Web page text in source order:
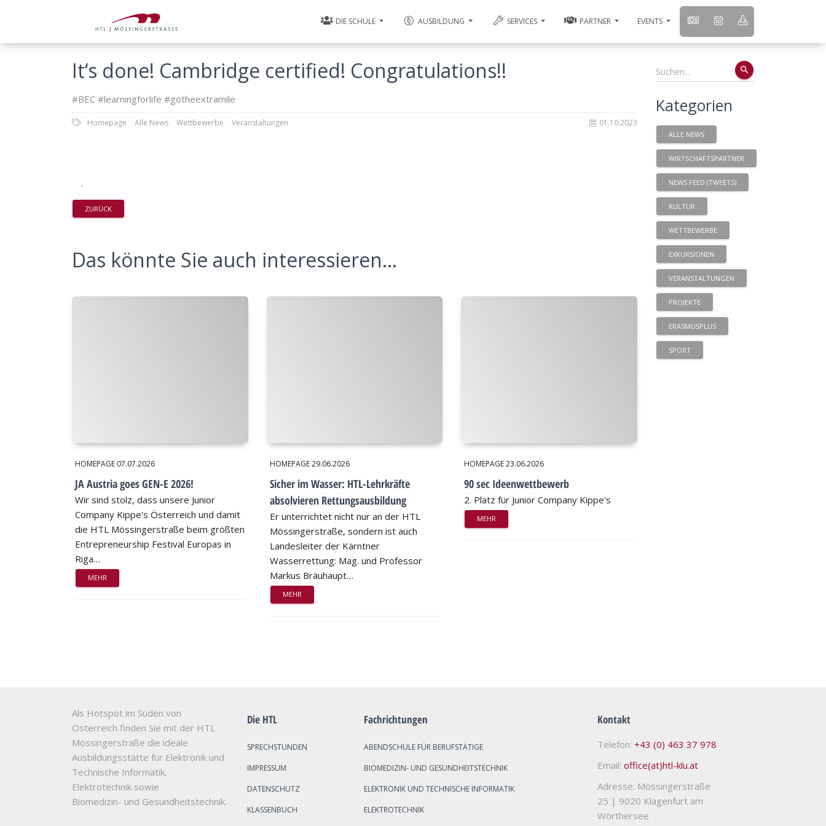
DIE SCHULE AUSBILDUNG SERVICES PARTNER EVENTS
It‘s done! Cambridge certified! Congratulations!!
#BEC #learningforlife #gotheextramile
01.10.2023
Homepage Alle News Wettbewerbe Veranstaltungen
.
ZURÜCK
Das könnte Sie auch interessieren...
HOMEPAGE 07.07.2026
JA Austria goes GEN-E 2026!
Wir sind stolz, dass unsere Junior
Company Kippe's Österreich und damit
die HTL Mössingerstraße beim größten
Entrepreneurship Festival Europas in
Riga…
MEHR
HOMEPAGE29.06.2026
Sicher im Wasser: HTL-Lehrkräfte
absolvieren Rettungsausbildung
Er unterrichtet nicht nur an der HTL
Mössingerstraße, sondern ist auch
Landesleiter der Kärntner
Wasserrettung: Mag. und Professor
Markus Bräuhaupt…
MEHR
HOMEPAGE23.06.2026
90 sec Ideenwettbewerb
2. Platz für Junior Company Kippe's
MEHR
search
Kategorien
ALLE NEWS
WIRTSCHAFTSPARTNER
NEWS FEED (TWEETS)
KULTUR
WETTBEWERBE
EXKURSIONEN
VERANSTALTUNGEN
PROJEKTE
ERASMUSPLUS
SPORT
Als Hotspot im Süden von
Österreich finden Sie mit der HTL
Mössingerstraße die ideale
Ausbildungsstätte für Elektronik und
Technische Informatik,
Elektrotechnik sowie
Biomedizin- und Gesundheitstechnik.
Die HTL
SPRECHSTUNDEN
IMPRESSUM
DATENSCHUTZ
KLASSENBUCH
Fachrichtungen
ABENDSCHULE FÜR BERUFSTÄTIGE
BIOMEDIZIN- UND GESUNDHEITSTECHNIK
ELEKTRONIK UND TECHNISCHE INFORMATIK
ELEKTROTECHNIK
Kontakt
Telefon: +43 (0) 463 37 978
Email: office(at)htl-klu.at
Adresse: Mössingerstraße
25 | 9020 Klagenfurt am
Wörthersee